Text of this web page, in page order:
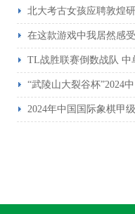
北大考古女孩应聘敦煌
在这款游戏中我居然感受
TL战胜联赛倒数战队 中
“武陵山大裂谷杯”2024
2024年中国国际象棋甲